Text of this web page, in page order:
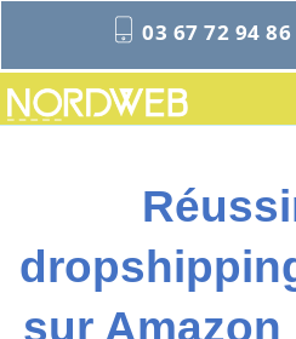
03 67 72 94 86
sur Amazon